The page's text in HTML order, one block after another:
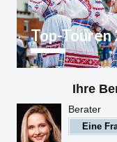
Top-Touren
Top-Touren
Weißrussland
Ihre
Berater
Eine